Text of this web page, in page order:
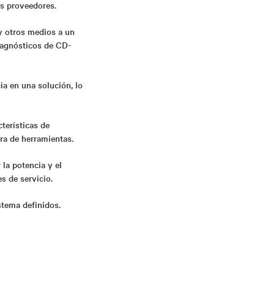
proveedores.
otros medios a un
de CD-
en una solución, lo
de
de herramientas.
potencia y el
de servicio.
definidos.